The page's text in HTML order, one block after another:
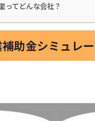
ってどんな会社？
助金シミュレ